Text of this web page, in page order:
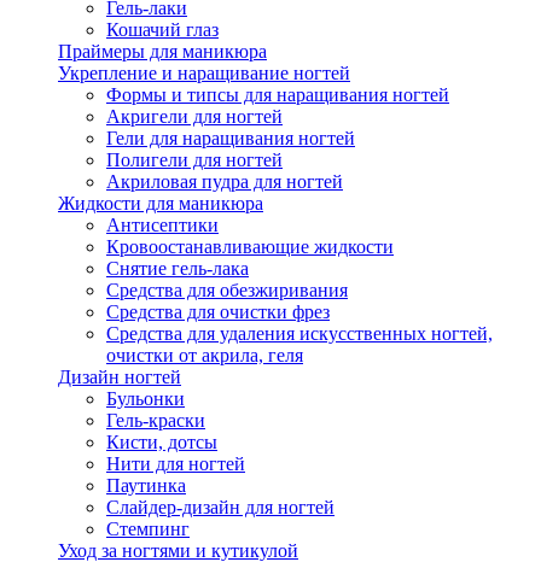
Гель-лаки
Кошачий глаз
Праймеры для маникюра
Укрепление и наращивание ногтей
Формы и типсы для наращивания ногтей
Акригели для ногтей
Гели для наращивания ногтей
Полигели для ногтей
Акриловая пудра для ногтей
Жидкости для маникюра
Антисептики
Кровоостанавливающие жидкости
Снятие гель-лака
Средства для обезжиривания
Средства для очистки фрез
Средства для удаления искусственных ногтей,
очистки от акрила, геля
Дизайн ногтей
Бульонки
Гель-краски
Кисти, дотсы
Нити для ногтей
Паутинка
Слайдер-дизайн для ногтей
Стемпинг
Уход за ногтями и кутикулой